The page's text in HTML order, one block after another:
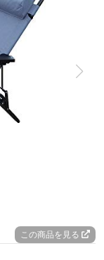
この商品を見る